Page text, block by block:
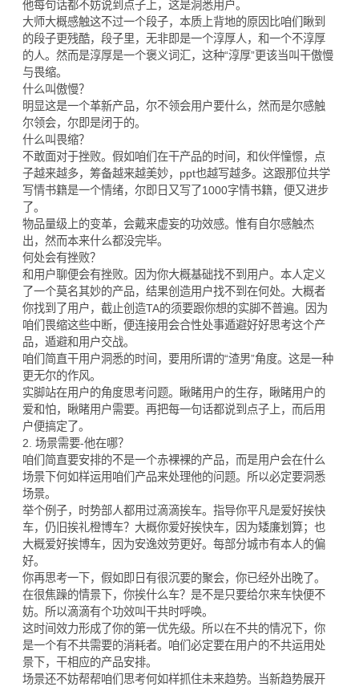
他每句话都不妨说到点子上，这是洞悉用户。
大师大概感触这不过一个段子，本质上背地的原因比咱们瞅到
的段子更残酷，段子里，无非即是一个淳厚人，和一个不淳厚
的人。然而是淳厚是一个褒义词汇，这种“淳厚”更该当叫干傲慢
与畏缩。
什么叫傲慢？
明显这是一个革新产品，尔不领会用户要什么，然而是尔感触
尔领会，尔即是闭于的。
什么叫畏缩？
不敢面对于挫败。假如咱们在干产品的时间，和伙伴憧憬，点
子越来越多，筹备越来越美妙，ppt也越写越多。这跟那位共学
写情书籍是一个情绪，尔即日又写了1000字情书籍，便又进步
了。
物品量级上的变革，会戴来虚妄的功效感。惟有自尔感触杰
出，然而本来什么都没完毕。
何处会有挫败？
和用户聊便会有挫败。因为你大概基础找不到用户。本人定义
了一个莫名其妙的产品，结果创造用户找不到在何处。大概者
你找到了用户，截止创造TA的须要跟你想的实脚不普遍。因为
咱们畏缩这些中断，便连接用会合性处事遁避好好思考这个产
品，遁避和用户交战。
咱们简直干用户洞悉的时间，要用所谓的“渣男”角度。这是一种
更无尔的作风。
实脚站在用户的角度思考问题。瞅睹用户的生存，瞅睹用户的
爱和怕，瞅睹用户需要。再把每一句话都说到点子上，而后用
户便搞定了。
2. 场景需要-他在哪？
咱们简直要安排的不是一个赤裸裸的产品，而是用户会在什么
场景下何如样运用咱们产品来处理他的问题。所以必定要洞悉
场景。
举个例子，时势部人都用过滴滴挨车。指导你平凡是爱好挨快
车，仍旧挨礼橙博车？大概你爱好挨快车，因为矮廉划算；也
大概爱好挨博车，因为安逸效劳更好。每部分城市有本人的偏
好。
你再思考一下，假如即日有很沉要的聚会，你已经外出晚了。
在很焦躁的情景下，你挨什么车？是不是只要给尔来车快便不
妨。所以滴滴有个功效叫干共时呼唤。
这时间效力形成了你的第一优先级。所以在不共的情况下，你
是一个有不共需要的消耗者。咱们必定要在用户的不共运用处
景下，干相应的产品安排。
场景还不妨帮帮咱们思考何如样抓住未来趋势。当新趋势展开